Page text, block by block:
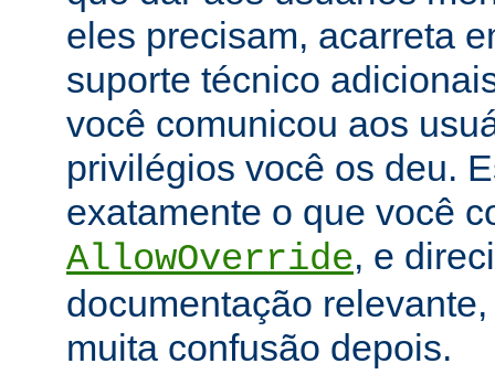
eles precisam, acarreta
suporte técnico
você comunicou aos
privilégios você os deu.
exatamente o que você
AllowOverride, e
documentação
muita confusão depois.